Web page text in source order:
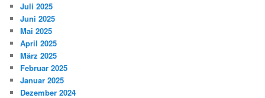
Juli 2025
Juni 2025
Mai 2025
April 2025
März 2025
Februar 2025
Januar 2025
Dezember 2024